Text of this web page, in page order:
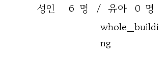
성인 6 명 유아
/ 0 명
whole_buildi
ng